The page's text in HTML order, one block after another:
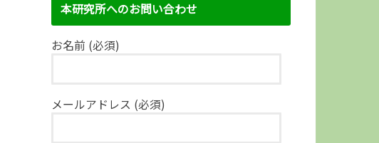
本研究所へのお問い合わせ
お名前 (必須)
メールアドレス (必須)